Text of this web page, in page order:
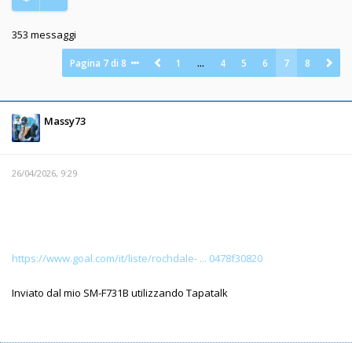
353 messaggi
Pagina 7di8 1 … 4 5 6 7 8
Massy73
26/04/2026, 9:29
https://www.goal.com/it/liste/rochdale- ... 0478f30820
Inviato dal mio SM-F731B utilizzando Tapatalk